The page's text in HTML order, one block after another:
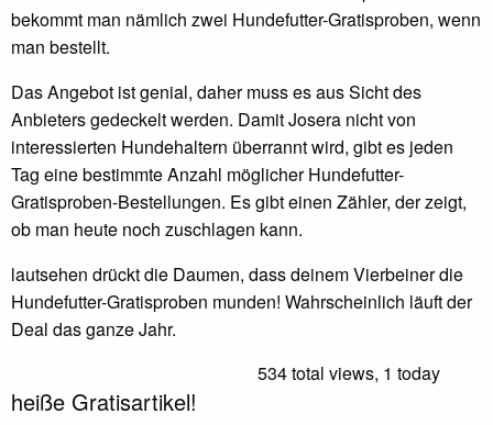
bekommt man nämlich zwei Hundefutter-Gratisproben, wenn
man bestellt.
Das Angebot ist genial, daher muss es aus Sicht des
Anbieters gedeckelt werden. Damit Josera nicht von
interessierten Hundehaltern überrannt wird, gibt es jeden
Tag eine bestimmte Anzahl möglicher Hundefutter-
Gratisproben-Bestellungen. Es gibt einen Zähler, der zeigt,
ob man heute noch zuschlagen kann.
lautsehen drückt die Daumen, dass deinem Vierbeiner die
Hundefutter-Gratisproben munden! Wahrscheinlich läuft der
Deal das ganze Jahr.
534 total views, 1 today
heiße Gratisartikel!